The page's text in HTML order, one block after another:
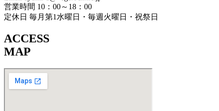
営業時間 10：00～18：00
定休日 毎月第1水曜日・毎週火曜日・祝祭日
ACCESS
MAP